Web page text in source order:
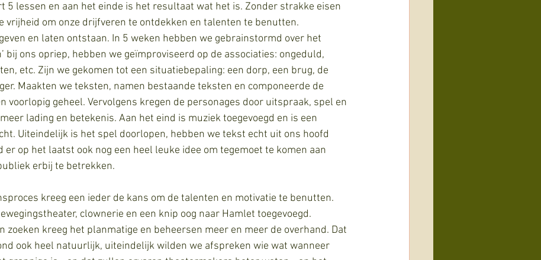
5 lessen en aan het einde is het resultaat wat het is. Zonder strakke eisen
vrijheid om onze drijfveren te ontdekken en talenten te benutten.
en laten ontstaan. In 5 weken hebben we gebrainstormd over het
bij ons opriep, hebben we geïmproviseerd op de associaties: ongeduld,
etc. Zijn we gekomen tot een situatiebepaling: een dorp, een brug, de
Maakten we teksten, namen bestaande teksten en componeerde de
voorlopig geheel. Vervolgens kregen de personages door uitspraak, spel en
lading en betekenis. Aan het eind is muziek toegevoegd en is een
Uiteindelijk is het spel doorlopen, hebben we tekst echt uit ons hoofd
er op het laatst ook nog een heel leuke idee om tegemoet te komen aan
erbij te betrekken.
kreeg een ieder de kans om de talenten en motivatie te benutten.
clownerie en een knip oog naar Hamlet toegevoegd.
zoeken kreeg het planmatige en beheersen meer en meer de overhand. Dat
ook heel natuurlijk, uiteindelijk wilden we afspreken wie wat wanneer